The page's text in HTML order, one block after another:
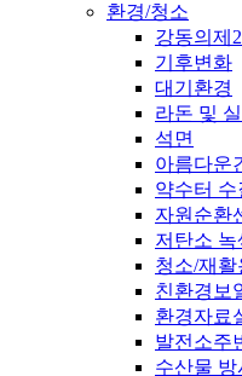
환경/청소
강동의제
기후변화
대기환경
라돈 및
석면
아름다운
약수터
자원순환
저탄소 녹
청소/재활
친환경보
환경자료
발전소주
수산물